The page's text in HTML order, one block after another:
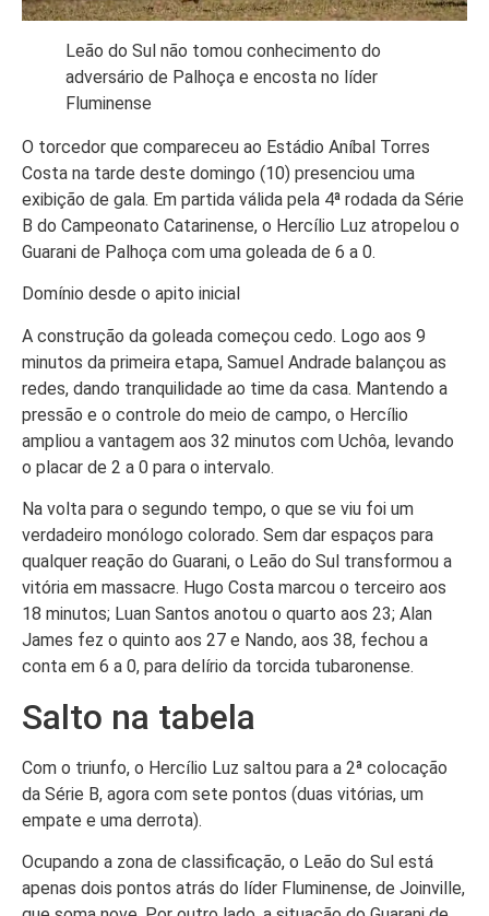
Leão do Sul não tomou conhecimento do
adversário de Palhoça e encosta no líder
Fluminense
O torcedor que compareceu ao Estádio Aníbal Torres
Costa na tarde deste domingo (10) presenciou uma
exibição de gala. Em partida válida pela 4ª rodada da Série
B do Campeonato Catarinense, o Hercílio Luz atropelou o
Guarani de Palhoça com uma goleada de 6 a 0.
Domínio desde o apito inicial
A construção da goleada começou cedo. Logo aos 9
minutos da primeira etapa, Samuel Andrade balançou as
redes, dando tranquilidade ao time da casa. Mantendo a
pressão e o controle do meio de campo, o Hercílio
ampliou a vantagem aos 32 minutos com Uchôa, levando
o placar de 2 a 0 para o intervalo.
Na volta para o segundo tempo, o que se viu foi um
verdadeiro monólogo colorado. Sem dar espaços para
qualquer reação do Guarani, o Leão do Sul transformou a
vitória em massacre. Hugo Costa marcou o terceiro aos
18 minutos; Luan Santos anotou o quarto aos 23; Alan
James fez o quinto aos 27 e Nando, aos 38, fechou a
conta em 6 a 0, para delírio da torcida tubaronense.
Salto na tabela
Com o triunfo, o Hercílio Luz saltou para a 2ª colocação
da Série B, agora com sete pontos (duas vitórias, um
empate e uma derrota).
Ocupando a zona de classificação, o Leão do Sul está
apenas dois pontos atrás do líder Fluminense, de Joinville,